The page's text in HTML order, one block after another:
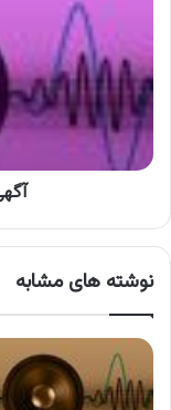
محصولات
حمید
نوشته های مشابه